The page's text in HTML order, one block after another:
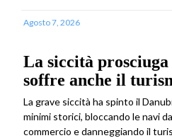
Agosto 7, 2026
La siccità
soffre anche il
La grave siccità ha spinto il
minimi storici, bloccando le navi
commercio e danneggiando il